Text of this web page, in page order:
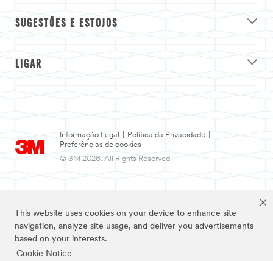
This website uses cookies on your device to enhance site
navigation, analyze site usage, and deliver you advertisements
based on your interests.
Cookie Notice
SUGESTÕES E ESTOJOS
LIGAR
Informação Legal Política da Privacidade
Preferências de cookies
© 3M 2026. All Rights Reserved.